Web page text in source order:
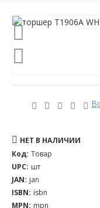
НЕТ В НАЛИЧИИ
Код: Товар
UPC: шт
JAN: jan
ISBN: isbn
MPN: mpn